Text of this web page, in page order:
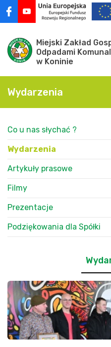
Skocz
do
zawartości
Miejski Zakład
Odpadami
w Koninie
Wydarzenia
Co u nas słychać ?
Wydarzenia
Artykuły prasowe
Filmy
Prezentacje
Podziękowania dla Spółki